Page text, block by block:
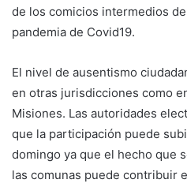
de los comicios intermedios
pandemia de Covid19.
El nivel de ausentismo
en otras jurisdicciones como
Misiones. Las autoridades
que la participación puede
domingo ya que el hecho que
las comunas puede contribuir